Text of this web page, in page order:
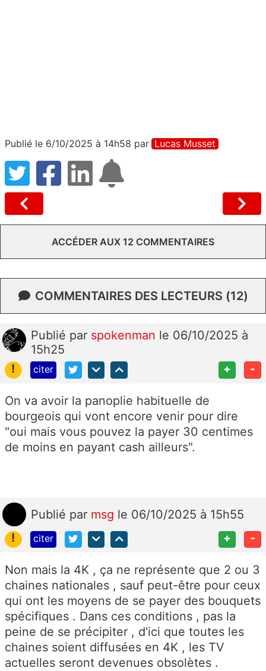
Publié le 6/10/2025 à 14h58 par Lucas Musset
ACCÉDER AUX 12 COMMENTAIRES
COMMENTAIRES DES LECTEURS (12)
Publié par spokenman le 06/10/2025 à
15h25
!
citer + -
On va avoir la panoplie habituelle de
bourgeois qui vont encore venir pour dire
"oui mais vous pouvez la payer 30 centimes
de moins en payant cash ailleurs".
Publié par msg le 06/10/2025 à 15h55
!
citer + -
Non mais la 4K , ça ne représente que 2 ou 3
chaines nationales , sauf peut-être pour ceux
qui ont les moyens de se payer des bouquets
spécifiques . Dans ces conditions , pas la
peine de se précipiter , d'ici que toutes les
chaines soient diffusées en 4K , les TV
actuelles seront devenues obsolètes .